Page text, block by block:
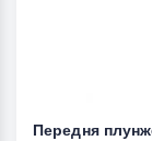
Передня